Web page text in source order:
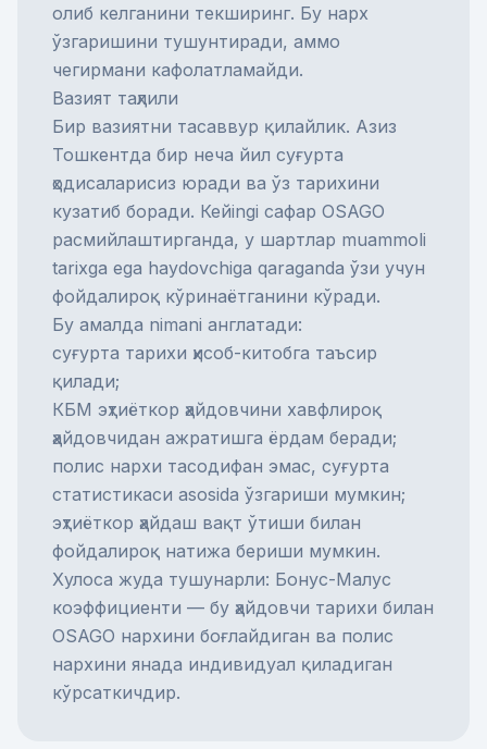
олиб келганини текширинг. Бу нарх
ўзгаришини тушунтиради, аммо
чегирмани кафолатламайди.
Вазият таҳлили
Бир вазиятни тасаввур қилайлик. Азиз
Тошкентда бир неча йил суғурта
ҳодисаларисиз юради ва ўз тарихини
кузатиб боради. Кейingi сафар OSAGO
расмийлаштирганда, у шартлар muammoli
tarixga ega haydovchiga qaraganda ўзи учун
фойдалироқ кўринаётганини кўради.
Бу амалда nimani англатади:
суғурта тарихи ҳисоб-китобга таъсир
қилади;
КБМ эҳтиёткор ҳайдовчини хавфлироқ
ҳайдовчидан ажратишга ёрдам беради;
полис нархи тасодифан эмас, суғурта
статистикаси asosida ўзгариши мумкин;
эҳтиёткор ҳайдаш вақт ўтиши билан
фойдалироқ натижа бериши мумкин.
Хулоса жуда тушунарли: Бонус-Малус
коэффициенти — бу ҳайдовчи тарихи билан
OSAGO нархини боғлайдиган ва полис
нархини янада индивидуал қиладиган
кўрсаткичдир.